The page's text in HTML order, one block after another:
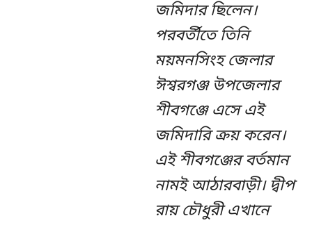
জমিদার ছিলেন।
পরবর্তীতে তিনি
ময়মনসিংহ জেলার
ঈশ্বরগঞ্জ উপজেলার
শীবগঞ্জে এসে এই
জমিদারি ক্রয় করেন।
এই শীবগঞ্জের বর্তমান
নামই আঠারবাড়ী। দ্বীপ
রায় চৌধুরী এখানে